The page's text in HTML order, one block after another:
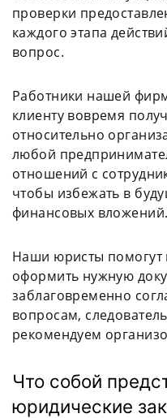
проверки
каждого этапа
вопрос.
Работники нашей
клиенту вовремя
относительно
любой
отношений с
чтобы избежать в
финансовых вложений.
Наши юристы помогут
оформить нужную
заблаговременно
вопросам,
рекомендуем
Что собой
юридические